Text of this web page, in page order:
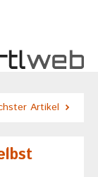
Artikel